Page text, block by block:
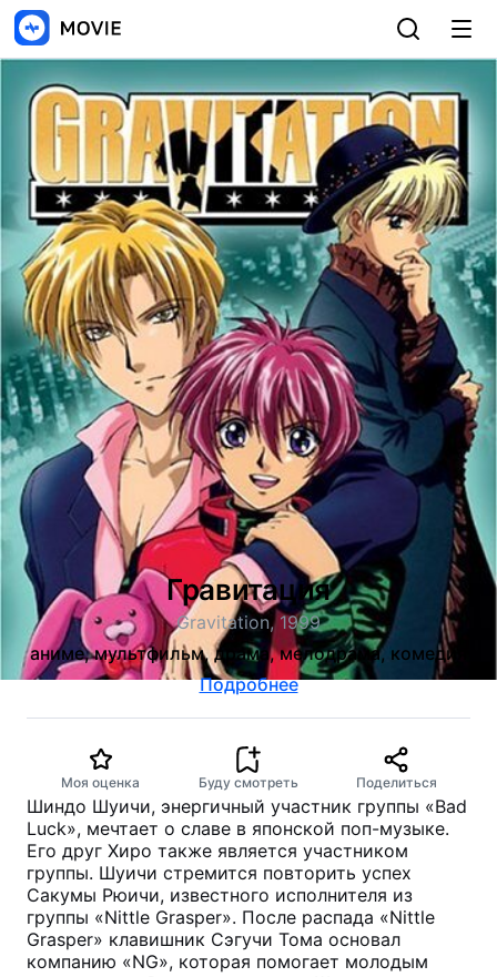
Гравитация
Gravitation, 1999
аниме, мультфильм, драма, мелодрама, комедия
Подробнее
Моя оценка Буду смотреть Поделиться
Шиндо Шуичи, энергичный участник группы «Bad
Luck», мечтает о славе в японской поп-музыке.
Его друг Хиро также является участником
группы. Шуичи стремится повторить успех
Сакумы Рюичи, известного исполнителя из
группы «Nittle Grasper». После распада «Nittle
Grasper» клавишник Сэгучи Тома основал
компанию «NG», которая помогает молодым